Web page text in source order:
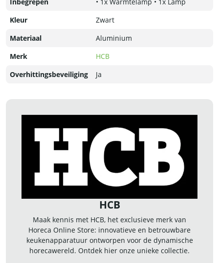
Kleur
Zwart
Materiaal
Aluminium
Merk
HCB
Overhittingsbeveiliging
Ja
HCB
Maak kennis met HCB, het exclusieve merk van
Horeca Online Store: innovatieve en betrouwbare
keukenapparatuur ontworpen voor de dynamische
horecawereld. Ontdek hier onze unieke collectie.